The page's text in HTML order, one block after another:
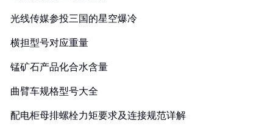
光线传媒参投三国的星空爆冷
横担型号对应重量
锰矿石产品化合水含量
曲臂车规格型号大全
配电柜母排螺栓力矩要求及连接规范详解